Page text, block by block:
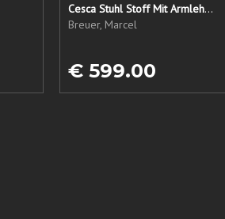
Cesca Stuhl Stoff Mit Armlehnen
Breuer, Marcel
€ 599.00